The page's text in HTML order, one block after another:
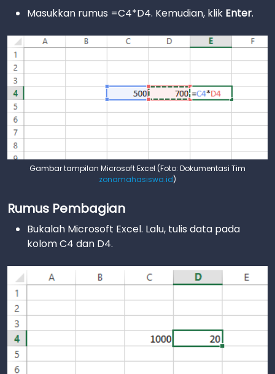
Masukkan rumus =C4*D4. Kemudian, klik Enter.
Gambar tampilan Microsoft Excel (Foto: Dokumentasi Tim
zonamahasiswa.id)
Rumus Pembagian
Bukalah Microsoft Excel. Lalu, tulis data pada
kolom C4 dan D4.